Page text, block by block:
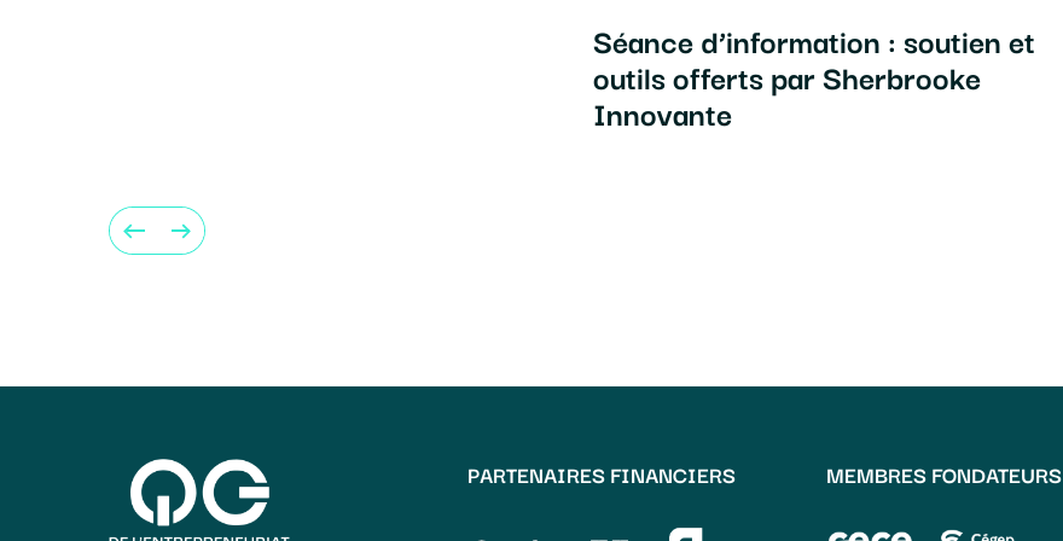
Séance d’information : soutien et
outils offerts par Sherbrooke
Innovante
PARTENAIRES FINANCIERS MEMBRES FONDATEURS